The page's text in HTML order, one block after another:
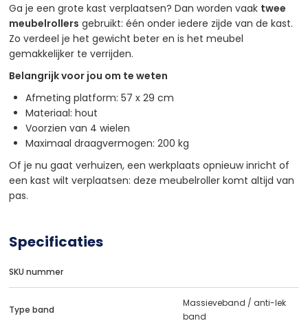
Ga je een grote kast verplaatsen? Dan worden vaak twee
meubelrollers gebruikt: één onder iedere zijde van de kast.
Zo verdeel je het gewicht beter en is het meubel
gemakkelijker te verrijden.
Belangrijk voor jou om te weten
Afmeting platform: 57 x 29 cm
Materiaal: hout
Voorzien van 4 wielen
Maximaal draagvermogen: 200 kg
Of je nu gaat verhuizen, een werkplaats opnieuw inricht of
een kast wilt verplaatsen: deze meubelroller komt altijd van
pas.
Specificaties
SKU nummer
Type band
Massieveband / anti-lek
band